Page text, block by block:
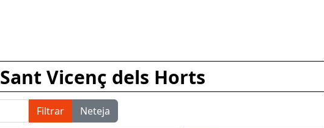
Sant Vicenç dels Horts
Filtrar Neteja